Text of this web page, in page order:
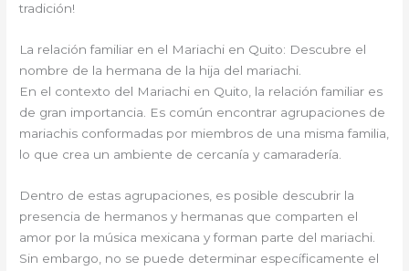
tradición!
La relación familiar en el Mariachi en Quito: Descubre el
nombre de la hermana de la hija del mariachi.
En el contexto del Mariachi en Quito, la relación familiar es
de gran importancia. Es común encontrar agrupaciones de
mariachis conformadas por miembros de una misma familia,
lo que crea un ambiente de cercanía y camaradería.
Dentro de estas agrupaciones, es posible descubrir la
presencia de hermanos y hermanas que comparten el
amor por la música mexicana y forman parte del mariachi.
Sin embargo, no se puede determinar específicamente el